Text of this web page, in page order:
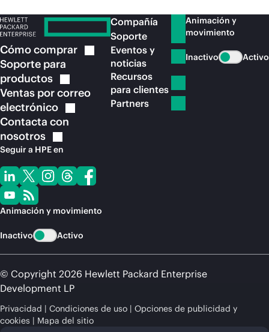
Cómocomprar
Soporte para
productos
Ventas por correo
electrónico
Contacta con
nosotros
Seguir a HPE en
Animación y movimiento
Inactivo Activo
Compañía
Soporte
Eventos y
noticias
Recursos
para clientes
Partners
Animación y
movimiento
Inactivo Activo
© Copyright 2026 Hewlett Packard Enterprise
Development LP
Privacidad Condiciones de uso
Opciones de publicidad y
cookies
Mapa del sitio